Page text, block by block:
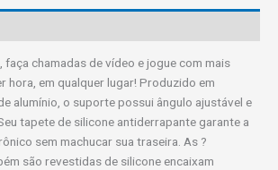
chamadas de vídeo e jogue com mais
hora, em qualquer lugar! Produzido em
alumínio, o suporte possui ângulo ajustável e
tapete de silicone antiderrapante garante a
sem machucar sua traseira. As ?
são revestidas de silicone encaixam